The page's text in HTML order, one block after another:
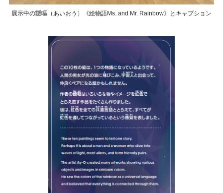
展示中の靉嘔（あいおう）《絵物語Ms. and Mr. Rainbow》とキャプション